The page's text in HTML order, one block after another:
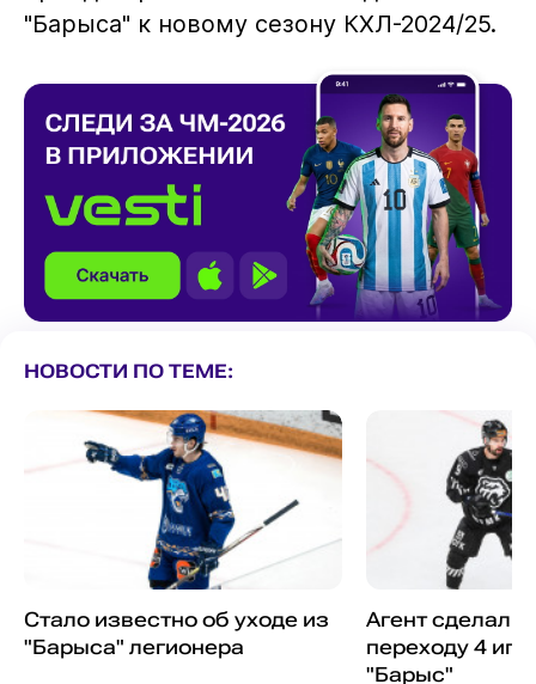
"Барыса" к новому сезону КХЛ-2024/25.
НОВОСТИ ПО ТЕМЕ:
Стало известно об уходе из
"Барыса" легионера
Агент сделал
переходу 4
"Барыс"